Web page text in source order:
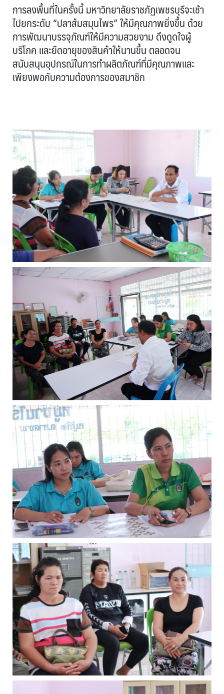
การลงพื้นที่ในครั้งนี้ มหาวิทยาลัยราชภัฏเพชรบุรีจะเช้า
ไปยกระดับ “ปลาส้มสมุนไพร” ให้มีคุณภาพยิ่งขึ้น ด้วย
การพัฒนาบรรจุภัณฑ์ให้มีความสวยงาม ดึงดูดใจผู้
บริโภค และยืดอายุของสินค้าให้นานขึ้น ตลอดจน
สนับสนุนอุปกรณ์ในการทำผลิตภัณฑ์ที่มีคุณภาพและ
เพียงพอกับความต้องการของสมาชิก